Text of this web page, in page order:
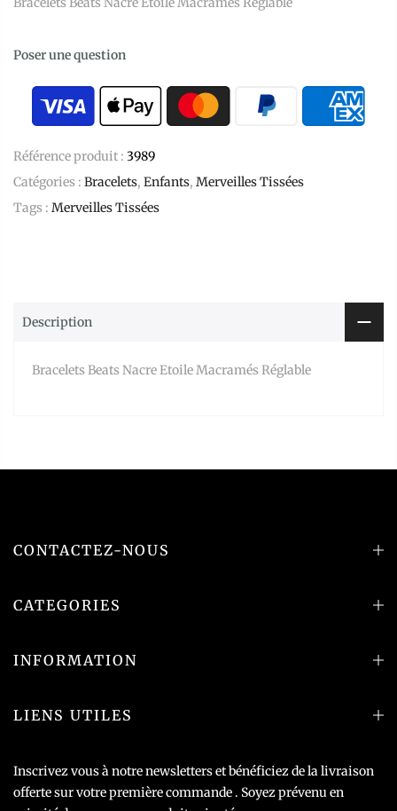
Poser une question
Référence produit : 3989
Catégories : Bracelets, Enfants, Merveilles Tissées
Tags : Merveilles Tissées
Description
Bracelets Beats Nacre Etoile Macramés Réglable
CONTACTEZ-NOUS
CATEGORIES
INFORMATION
LIENS UTILES
Inscrivez vous à notre newsletters et bénéficiez de la livraison
offerte sur votre première commande . Soyez prévenu en